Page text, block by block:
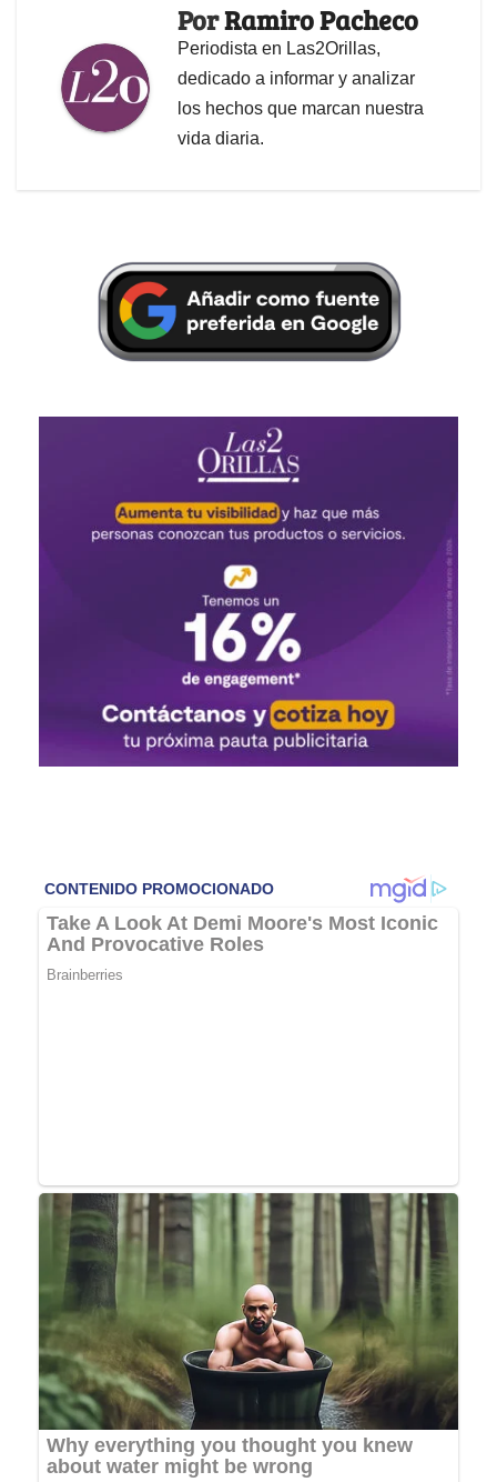
PorRamiro Pacheco
Periodista en Las2Orillas,
dedicado a informar y analizar
los hechos que marcan nuestra
vida diaria.